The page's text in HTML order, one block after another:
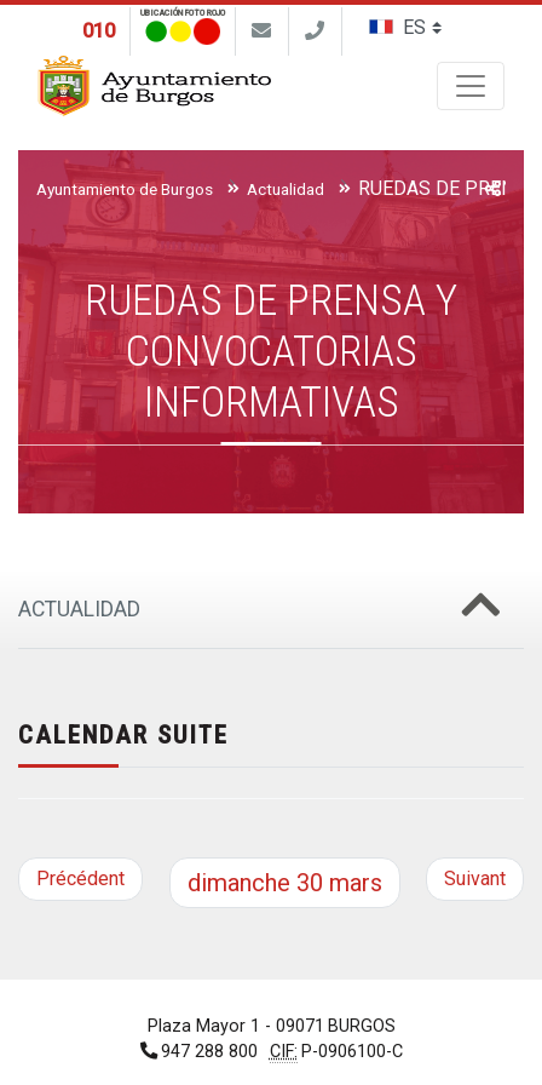
010
UBICACIÓN FOTO ROJO
Ayuntamiento de Burgos Actualidad
RUEDAS DE PRENSA Y
CONVOCATORIAS
INFORMATIVAS
ACTUALIDAD
CALENDAR SUITE
Précédent dimanche 30 mars Suivant
Plaza Mayor 1 - 09071 BURGOS
947 288 800
CIF: P-0906100-C